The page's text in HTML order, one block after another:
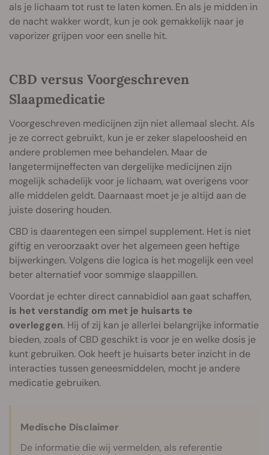
als je lichaam tot rust te laten komen. En als je midden in
de nacht wakker wordt, kun je ook gemakkelijk naar je
vaporizer grijpen voor een snelle hit.
CBD versus Voorgeschreven
Slaapmedicatie
Voorgeschreven medicijnen zijn niet allemaal slecht. Als
je ze correct gebruikt, kun je er zeker slapeloosheid en
andere problemen mee behandelen. Maar de
langetermijneffecten van dergelijke medicijnen zijn
mogelijk schadelijk voor je lichaam, wat overigens voor
alle middelen geldt. Daarnaast moet je je altijd aan de
juiste dosering houden.
CBD is daarentegen een simpel supplement. Het is niet
giftig en veroorzaakt over het algemeen geen heftige
bijwerkingen. Volgens die logica is het mogelijk een veel
beter alternatief voor sommige slaappillen.
Voordat je echter direct cannabidiol aan gaat schaffen,
is het verstandig om met je huisarts te
overleggen. Hij of zij kan je allerlei belangrijke informatie
bieden, zoals of CBD geschikt is voor je en welke dosis je
kunt gebruiken. Ook heeft je huisarts beter inzicht in de
interacties tussen geneesmiddelen, mocht je andere
medicatie gebruiken.
Medische Disclaimer
De informatie die wij vermelden, als referentie